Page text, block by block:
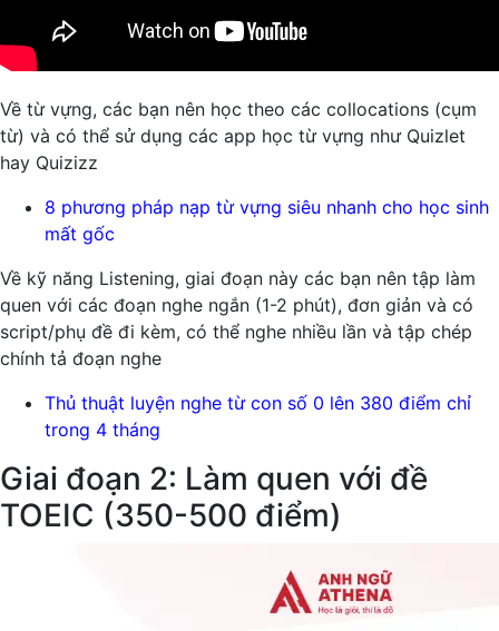
Về từ vựng, các bạn nên học theo các collocations (cụm
từ) và có thể sử dụng các app học từ vựng như Quizlet
hay Quizizz
8 phương pháp nạp từ vựng siêu nhanh cho học sinh
mất gốc
Về kỹ năng Listening, giai đoạn này các bạn nên tập làm
quen với các đoạn nghe ngắn (1-2 phút), đơn giản và có
script/phụ đề đi kèm, có thể nghe nhiều lần và tập chép
chính tả đoạn nghe
Thủ thuật luyện nghe từ con số 0 lên 380 điểm chỉ
trong 4 tháng
Giai đoạn 2: Làm quen với đề
TOEIC (350-500 điểm)